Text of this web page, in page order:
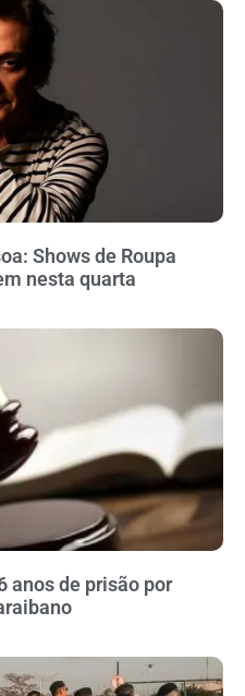
Shows de Roupa
nesta quarta
anos de prisão por